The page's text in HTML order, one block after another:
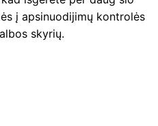
į apsinuodijimų kontrolės
skyrių.